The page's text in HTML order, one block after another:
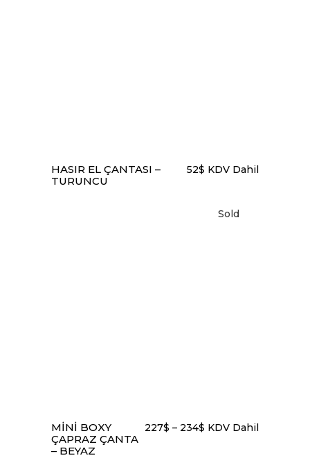
HASIR EL ÇANTASI –
TURUNCU
52$ KDV Dahil
Sold
ürün
MINI BOXY
ÇAPRAZ ÇANTA
– BEYAZ
227$ – 234$ KDV Dahil